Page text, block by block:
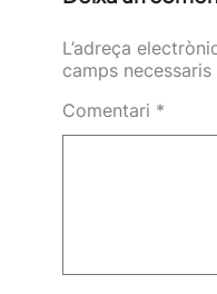
L’adreça
camps
Comentari *